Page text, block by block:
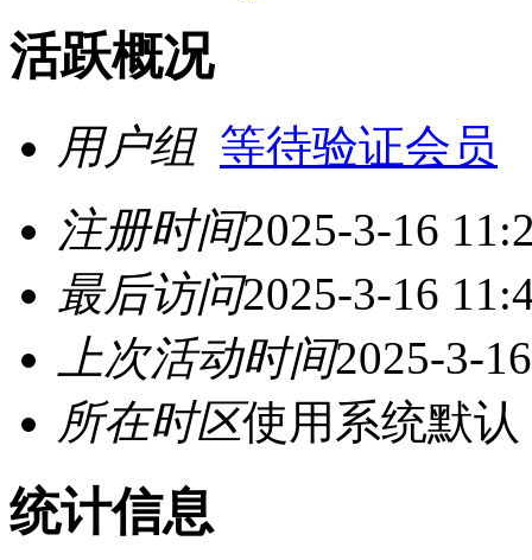
活跃概况
用户组 等待验证会员
注册时间2025-3-16
最后访问2025-3-16
上次活动时间2025-3-
所在时区使用系统默认
统计信息